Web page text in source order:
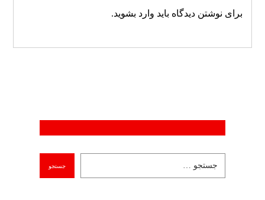
برای نوشتن دیدگاه باید وارد بشوید.